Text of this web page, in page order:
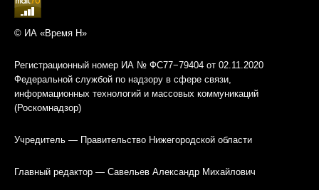
© ИА «Время Н»
Регистрационный номер ИА № ФС77−79404 от 02.11.2020
Федеральной службой по надзору в сфере связи,
информационных технологий и массовых коммуникаций
(Роскомнадзор)
Учредитель — Правительство Нижегородской области
Главный редактор — Савельев Александр Михайлович